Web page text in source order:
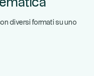
diversi formati su uno